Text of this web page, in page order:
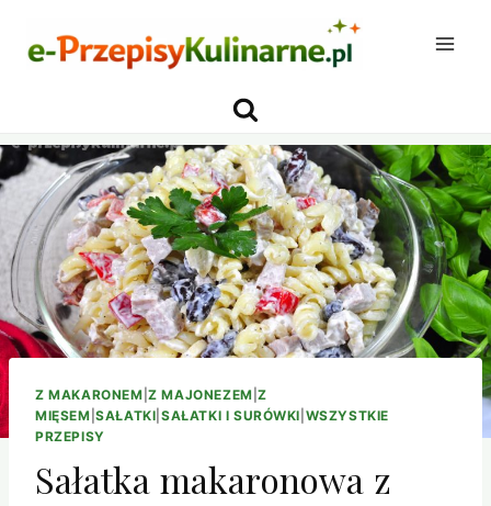
Z MAKARONEM |Z MAJONEZEM |Z
MIĘSEM |SAŁATKI SAŁATKI I SURÓWKI WSZYSTKIE
PRZEPISY
Sałatka makaronowa z